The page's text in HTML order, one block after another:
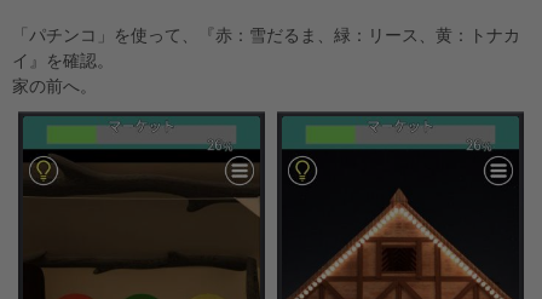
「パチンコ」を使って、『赤：雪だるま、緑：リース、黄：トナカ
イ』を確認。
家の前へ。